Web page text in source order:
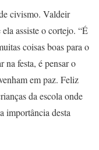
civismo. Valdeir
assiste o cortejo. “É
coisas boas para o
na festa, é pensar o
em paz. Feliz
da escola onde
importância desta